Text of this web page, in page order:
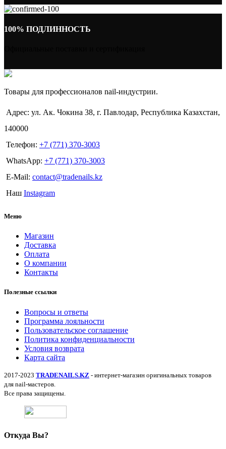
100% ПОДЛИННОСТЬ
Товары для профессионалов nail-индустрии.
Адрес: ул. Ак. Чокина 38, г. Павлодар, Республика Казахстан,
140000
Телефон: +7 (771) 370-3003
WhatsApp: +7 (771) 370-3003
E-Mail: contact@tradenails.kz
Наш Instagram
Меню
Магазин
Доставка
Оплата
О компании
Контакты
Полезные ссылки
Вопросы и ответы
Программа лояльности
Пользовательское соглашение
Политика конфиденциальности
Условия возврата
Карта сайта
2017-2023 TRADENAILS.KZ - интернет-магазин оригинальных товаров
для nail-мастеров.
Все права защищены.
Откуда Вы?